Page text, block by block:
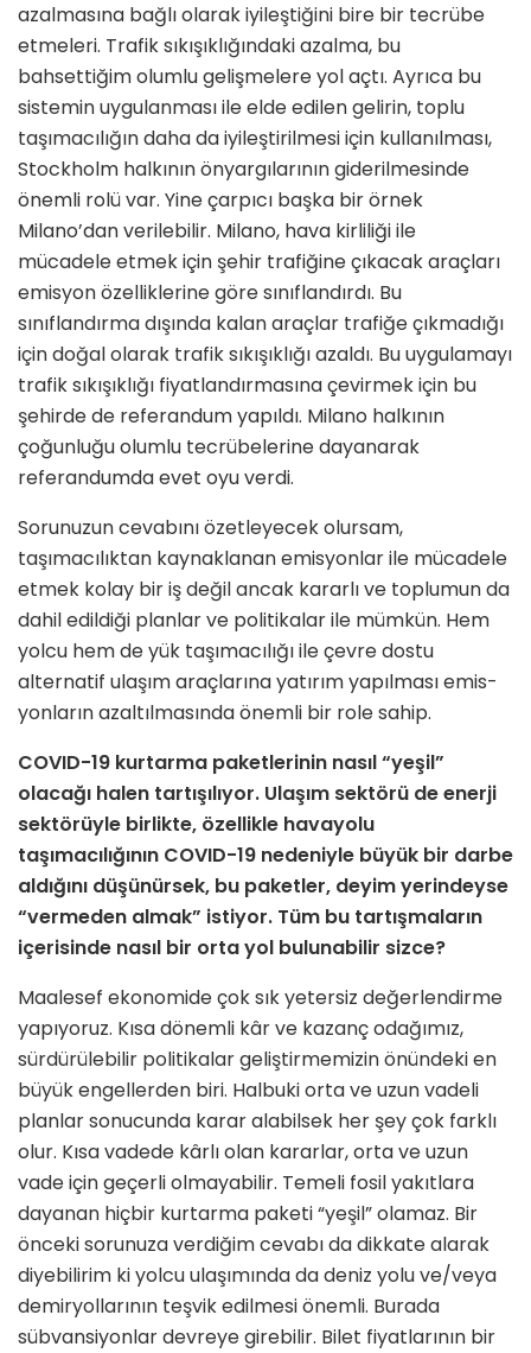
azalmasına bağlı olarak iyileştiğini bire bir tecrübe
et­meleri. Trafik sıkışıklığındaki azalma, bu
bahsettiğim olumlu gelişmelere yol açtı. Ayrıca bu
sistemin uygulanması ile elde edilen gelirin, toplu
taşımacılığın daha da iyileştirilmesi için kullanılması,
Stockholm halkının önyargılarının gide­rilmesinde
önemli rolü var. Yine çarpıcı başka bir örnek
Milano’dan verilebilir. Milano, hava kirliliği ile
mücadele et­mek için şehir trafiğine çıkacak araçları
emisyon özelliklerine göre sınıflandırdı. Bu
sınıflandırma dışında kalan araçlar trafiğe çıkmadığı
için doğal olarak trafik sıkışıklığı azaldı. Bu uygulamayı
trafik sıkışıklığı fiyatlandırmasına çevirmek için bu
şehirde de referandum yapıl­dı. Milano halkının
çoğunluğu olumlu tecrübelerine dayanarak
referandumda evet oyu verdi.
Sorunuzun cevabını özetleyecek olur­sam,
taşımacılıktan kaynaklanan emis­yonlar ile mücadele
etmek kolay bir iş değil ancak kararlı ve toplumun da
dahil edildiği planlar ve politikalar ile mümkün. Hem
yolcu hem de yük ta­şımacılığı ile çevre dostu
alternatif ula­şım araçlarına yatırım yapılması emis­
yonların azaltılmasında önemli bir role sahip.
COVID-19 kurtarma paketlerinin nasıl “yeşil”
olacağı halen tartışılıyor. Ulaşım sektörü de enerji
sektörüyle birlikte, özellikle havayolu
taşımacılığının COVID-19 nedeniyle büyük bir darbe
aldığını düşünürsek, bu pa­ketler, deyim yerindeyse
“vermeden almak” istiyor. Tüm bu tartışmaların
içerisinde nasıl bir orta yol bulunabi­lir sizce?
Maalesef ekonomide çok sık yetersiz değerlendirme
yapıyoruz. Kısa dönemli kâr ve kazanç odağımız,
sürdürülebilir politikalar geliştirmemizin önündeki en
büyük engellerden biri. Halbuki orta ve uzun vadeli
planlar sonucunda karar alabilsek her şey çok farklı
olur. Kısa vadede kârlı olan kararlar, orta ve uzun
vade için geçerli olmayabilir. Temeli fosil yakıtlara
dayanan hiçbir kurtarma paketi “yeşil” olamaz. Bir
önceki sorunuza verdiğim cevabı da dikkate alarak
diyebilirim ki yolcu ulaşımında da deniz yolu ve/veya
demiryollarının teşvik edilmesi önemli. Burada
sübvansiyonlar devreye girebilir. Bilet fiyatlarının bir